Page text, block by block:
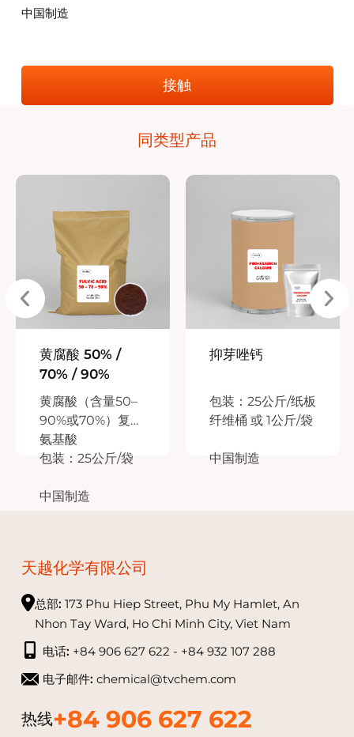
中国制造
接触
同类型产品
黄腐酸 50% /
70% / 90%
黄腐酸（含量50–
90%或70%）复配
氨基酸
包装：25公斤/袋
中国制造
抑芽唑钙
包装：25公斤/纸板
纤维桶 或 1公斤/袋
中国制造
天越化学有限公司
总部: 173 Phu Hiep Street, Phu My Hamlet, An
Nhon Tay Ward, Ho Chi Minh City, Viet Nam
电话: +84 906 627 622 - +84 932 107 288
电子邮件: chemical@tvchem.com
热线+84 906 627 622